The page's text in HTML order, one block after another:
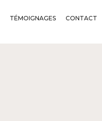
TÉMOIGNAGES
CONTACT